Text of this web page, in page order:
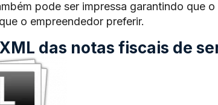
pode ser impressa garantindo que
o empreendedor preferir.
das notas fiscais de